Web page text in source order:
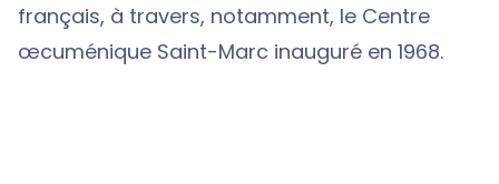
français, à travers, notamment, le Centre
œcuménique Saint-Marc inauguré en 1968.